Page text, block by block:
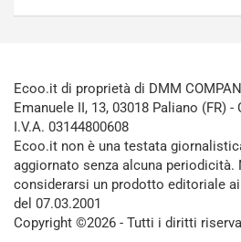
Ecoo.it di proprietà di DMM
Emanuele II, 13, 03018 Paliano (FR)
I.V.A. 03144800608
Ecoo.it non è una testata
aggiornato senza alcuna periodicità.
considerarsi un prodotto editoriale
del 07.03.2001
Copyright ©2026 - Tutti i diritti